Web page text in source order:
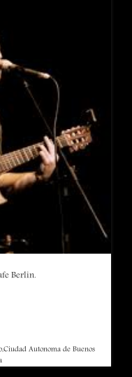
Berlin.
Autonoma de Buenos